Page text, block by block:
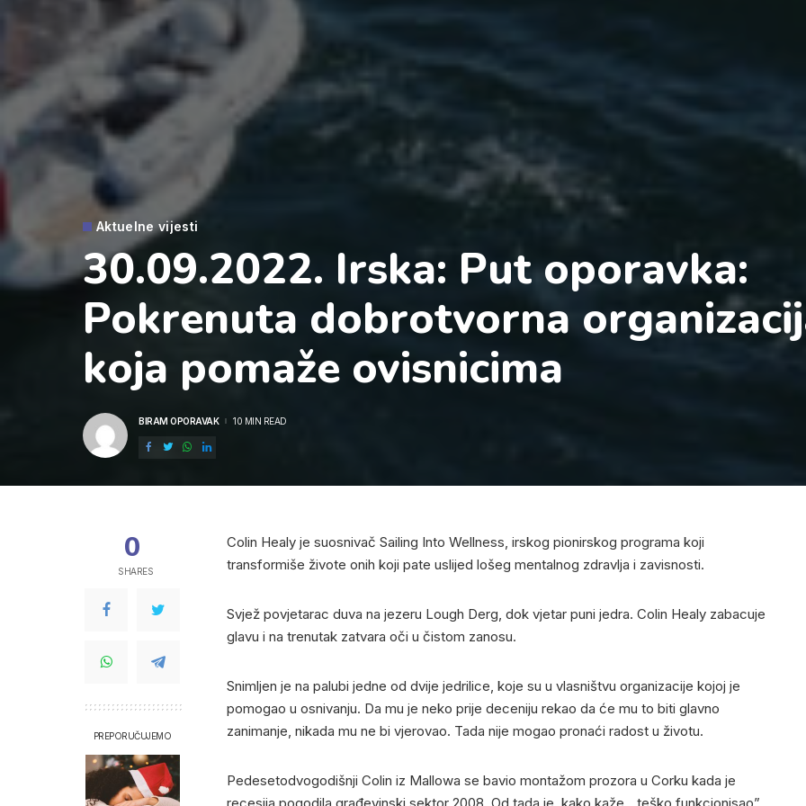
Aktuelne vijesti
30.09.2022. Irska: Put oporavka:
Pokrenuta dobrotvorna
koja pomaže ovisnicima
POSTED
BIRAM OPORAVAK 10 MIN READ
0
SHARES
PREPORUČUJEMO
Colin Healy je suosnivač Sailing Into Wellness, irskog pionirskog programa koji
transformiše živote onih koji pate uslijed lošeg mentalnog zdravlja i zavisnosti.
Svjež povjetarac duva na jezeru Lough Derg, dok vjetar puni jedra. Colin Healy zabacuje
glavu i na trenutak zatvara oči u čistom zanosu.
Snimljen je na palubi jedne od dvije jedrilice, koje su u vlasništvu organizacije kojoj je
pomogao u osnivanju. Da mu je neko prije deceniju rekao da će mu to biti glavno
zanimanje, nikada mu ne bi vjerovao. Tada nije mogao pronaći radost u životu.
Pedesetodvogodišnji Colin iz Mallowa se bavio montažom prozora u Corku kada je